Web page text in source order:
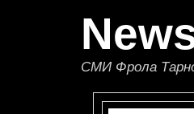
СМИ Фрола